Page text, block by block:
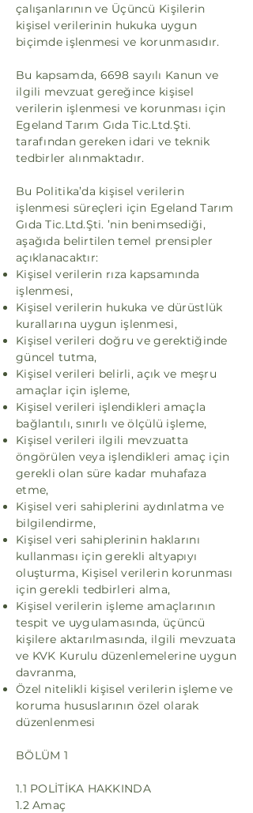
çalışanlarının ve Üçüncü Kişilerin
kişisel verilerinin hukuka uygun
biçimde işlenmesi ve korunmasıdır.
Bu kapsamda, 6698 sayılı Kanun ve
ilgili mevzuat gereğince kişisel
verilerin işlenmesi ve korunması için
Egeland Tarım Gıda Tic.Ltd.Şti.
tarafından gereken idari ve teknik
tedbirler alınmaktadır.
Bu Politika’da kişisel verilerin
işlenmesi süreçleri için Egeland Tarım
Gıda Tic.Ltd.Şti. ’nin benimsediği,
aşağıda belirtilen temel prensipler
açıklanacaktır:
Kişisel verilerin rıza kapsamında
işlenmesi,
Kişisel verilerin hukuka ve dürüstlük
kurallarına uygun işlenmesi,
Kişisel verileri doğru ve gerektiğinde
güncel tutma,
Kişisel verileri belirli, açık ve meşru
amaçlar için işleme,
Kişisel verileri işlendikleri amaçla
bağlantılı, sınırlı ve ölçülü işleme,
Kişisel verileri ilgili mevzuatta
öngörülen veya işlendikleri amaç için
gerekli olan süre kadar muhafaza
etme,
Kişisel veri sahiplerini aydınlatma ve
bilgilendirme,
Kişisel veri sahiplerinin haklarını
kullanması için gerekli altyapıyı
oluşturma, Kişisel verilerin korunması
için gerekli tedbirleri alma,
Kişisel verilerin işleme amaçlarının
tespit ve uygulamasında, üçüncü
kişilere aktarılmasında, ilgili mevzuata
ve KVK Kurulu düzenlemelerine uygun
davranma,
Özel nitelikli kişisel verilerin işleme ve
koruma hususlarının özel olarak
düzenlenmesi
BÖLÜM 1
1.1 POLİTİKA HAKKINDA
1.2 Amaç